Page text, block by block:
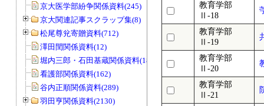
京大医学部紛争関係資料(245)
京大関連記事スクラップ集(8)
松尾尊兊寄贈資料(712)
澤田閏関係資料(12)
堀内三郎・石田基蔵関係資料(189)
看護部関係資料(162)
谷内正順関係資料(289)
羽田亨関係資料(2130)
教育学部
Ⅱ-18
教育学部
Ⅱ-19
教育学部
Ⅱ-20
教育学部
Ⅱ-21